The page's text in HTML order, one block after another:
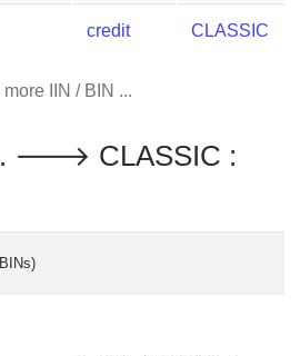
credit CLASSIC
IIN / BIN ...
🡒 CLASSIC :